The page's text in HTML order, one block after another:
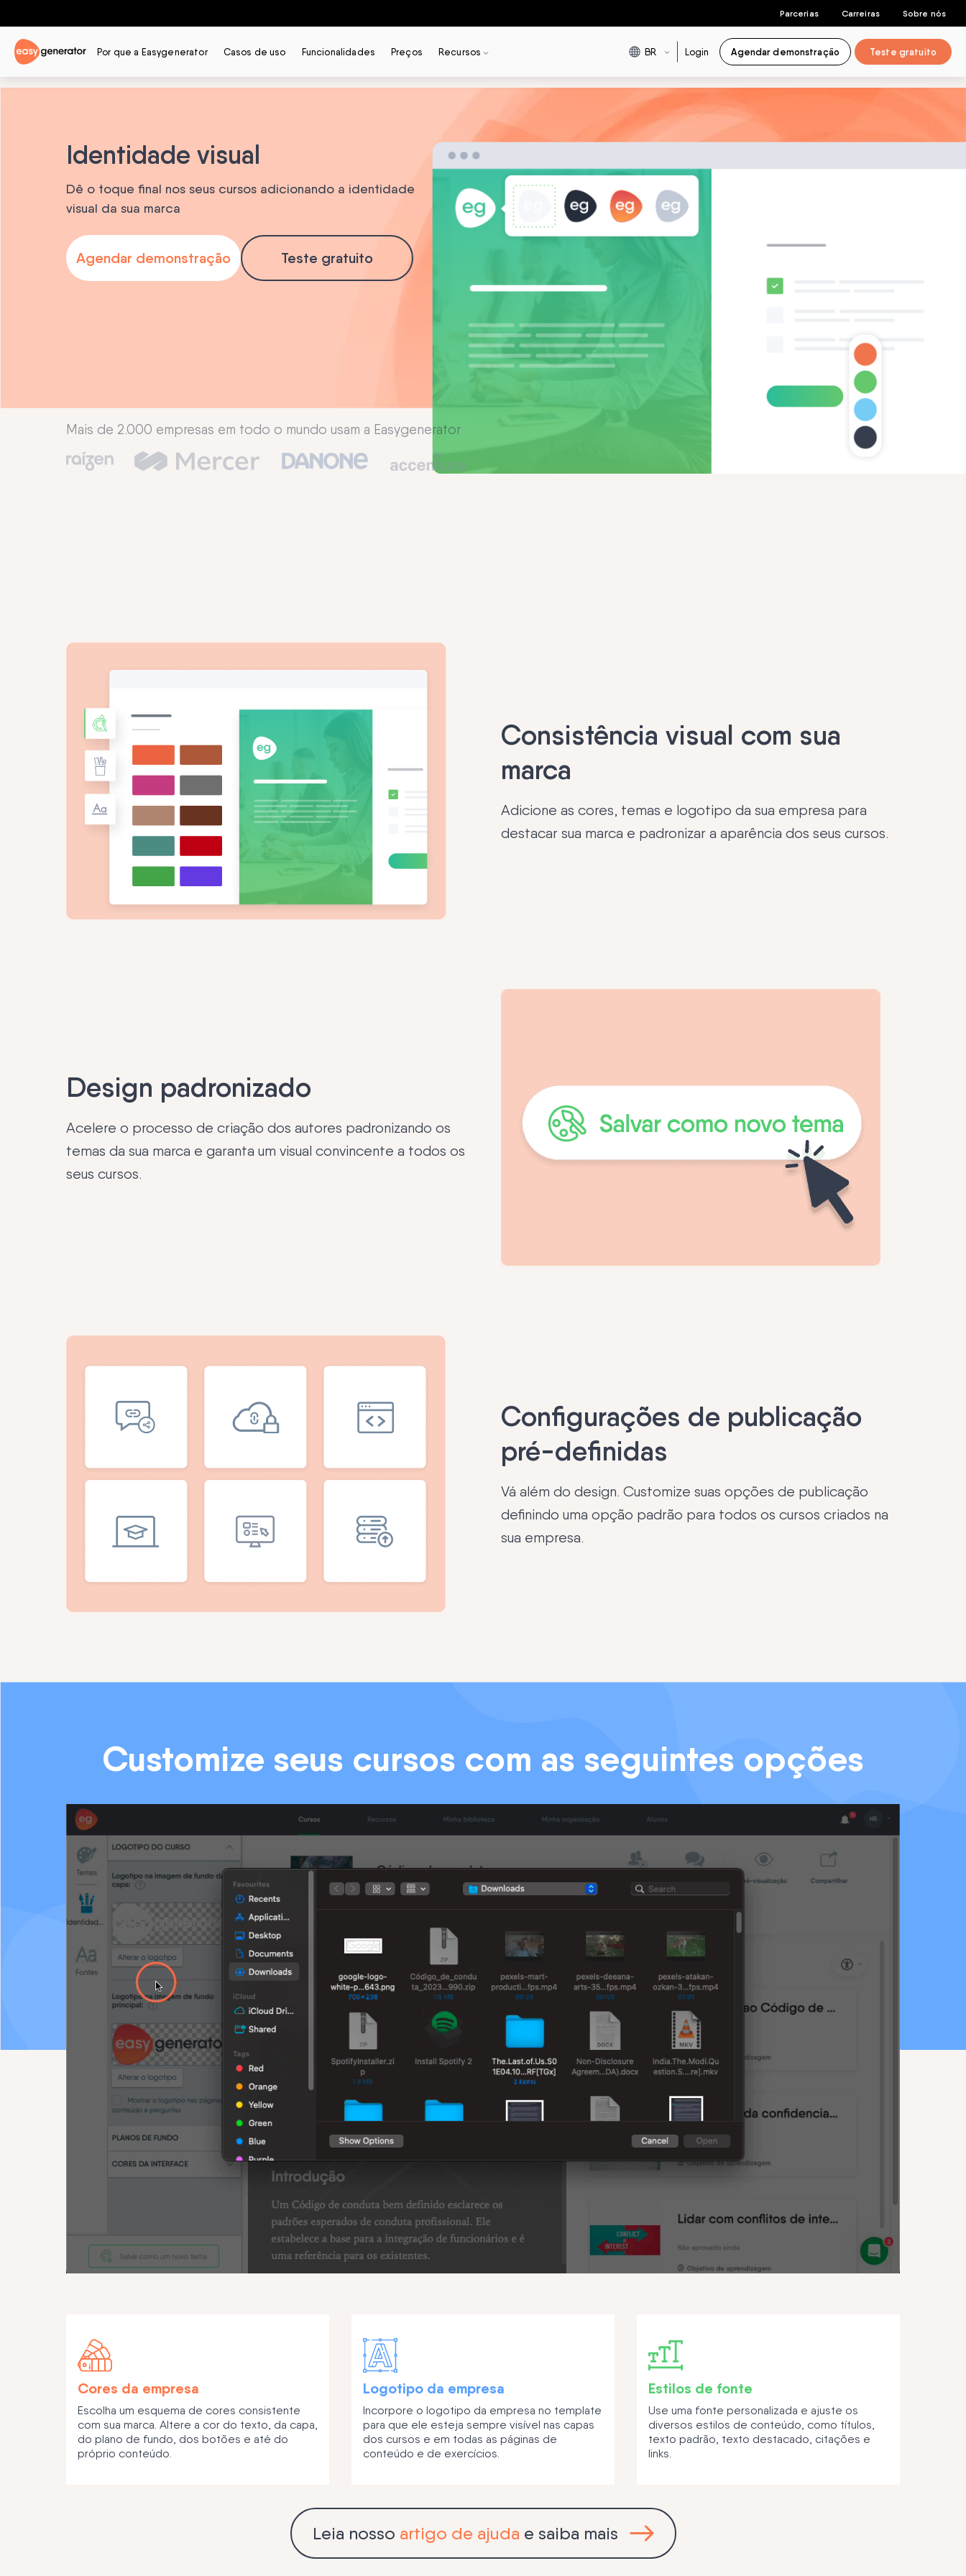
Parcerias Carreiras Sobre nós
Por que a Easygenerator Casos de uso Funcionalidades Preços Recursos BR Login Agendar demonstração Teste gratuito
Identidade visual
Dê o toque final nos seus cursos adicionando a identidade
visual da sua marca
Agendar demonstração Teste gratuito
Mais de 2.000 empresas em todo o mundo usam a Easygenerator
Consistência visual com sua
marca
Adicione as cores, temas e logotipo da sua empresa para
destacar sua marca e padronizar a aparência dos seus cursos.
Design padronizado
Acelere o processo de criação dos autores padronizando os
temas da sua marca e garanta um visual convincente a todos os
seus cursos.
Configurações de publicação
pré-definidas
Vá além do design. Customize suas opções de publicação
definindo uma opção padrão para todos os cursos criados na
sua empresa.
Customize seus cursos com as seguintes opções
Cores da empresa
Escolha um esquema de cores consistente
com sua marca. Altere a cor do texto, da capa,
do plano de fundo, dos botões e até do
próprio conteúdo.
Logotipo da empresa
Incorpore o logotipo da empresa no template
para que ele esteja sempre visível nas capas
dos cursos e em todas as páginas de
conteúdo e de exercícios.
Estilos de fonte
Use uma fonte personalizada e ajuste os
diversos estilos de conteúdo, como títulos,
texto padrão, texto destacado, citações e
links.
Leia nosso artigo de ajuda e saiba mais